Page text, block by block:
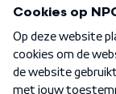
Algemene